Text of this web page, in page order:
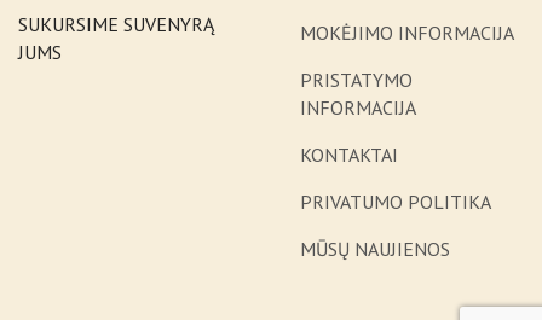
SUKURSIME SUVENYRĄ
JUMS
MOKĖJIMO INFORMACIJA
PRISTATYMO
INFORMACIJA
KONTAKTAI
PRIVATUMO POLITIKA
MŪSŲ NAUJIENOS